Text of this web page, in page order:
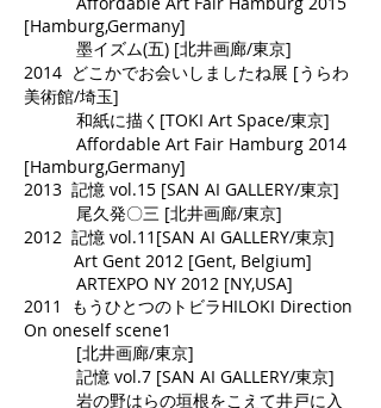
[Hamburg,Germany]
墨イズム(五) [北井画廊/東京]
2014 どこかでお会いしましたね展 [うらわ
美術館/埼玉]
和紙に描く[TOKI Art Space/東京]
Affordable Art Fair Hamburg 2014
[Hamburg,Germany]
2013 記憶 vol.15 [SAN AI GALLERY/東京]
尾久発〇三 [北井画廊/東京]
2012 記憶 vol.11[SAN AI GALLERY/東京]
Art Gent 2012 [Gent, Belgium]
ARTEXPO NY 2012 [NY,USA]
2011 もうひとつのトビラHILOKI Direction
On oneself scene1
[北井画廊/東京]
記憶 vol.7 [SAN AI GALLERY/東京]
岩の野はらの垣根をこえて井戸に入